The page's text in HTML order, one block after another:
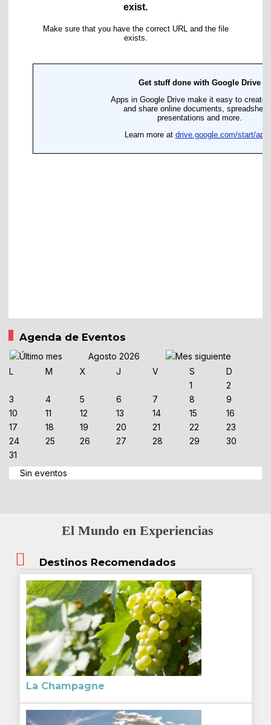
Agenda de Eventos
Agosto 2026
L
M X J V S
D
1
2
3
4 5 6 7 8
9
10
11 12 13 14 15
16
17
18 19 20 21 22
23
24
25 26 27 28 29
30
31
Sin eventos
El Mundo en Experiencias
Destinos Recomendados
La Champagne